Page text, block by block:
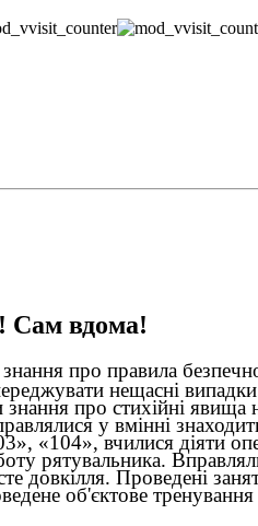
Сам вдома!
про правила
нещасні
про стихійні явища
у вмінні
«104», вчилися діяти
рятувальника.
довкілля. Проведені
об'єктове тренування